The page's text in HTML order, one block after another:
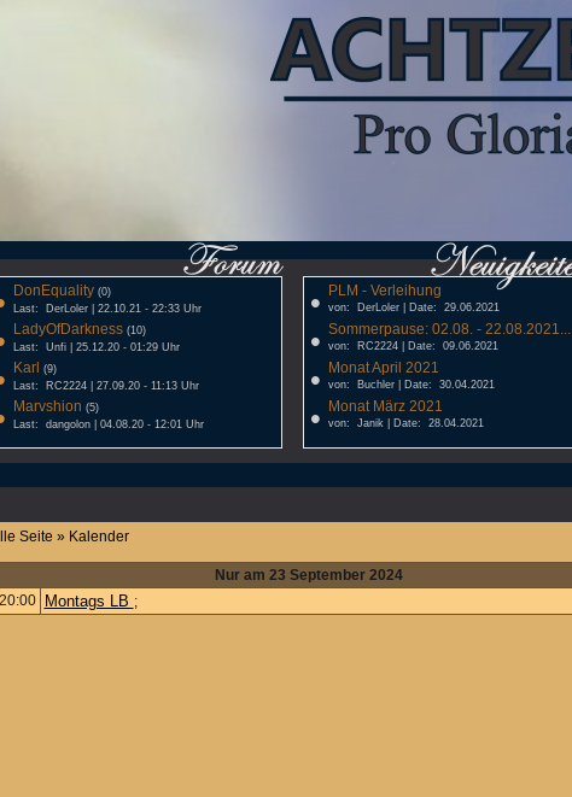
DonEquality(0)
Last: DerLoler | 22.10.21 - 22:33 Uhr
LadyOfDarkness(10)
Last: Unfi | 25.12.20 - 01:29 Uhr
Karl (9)
Last: RC2224 | 27.09.20 - 11:13 Uhr
Marvshion (5)
Last: dangolon | 04.08.20 - 12:01 Uhr
• PLM - Verleihung
von: DerLoler | Date: 29.06.2021
• Sommerpause: 02.08. - 22.08.2021...
von: RC2224 | Date: 09.06.2021
• Monat April 2021
von: Buchler | Date: 30.04.2021
• Monat März 2021
von: Janik | Date: 28.04.2021
Seite » Kalender
Nur am 23 September 2024
20:00 Montags LB ;